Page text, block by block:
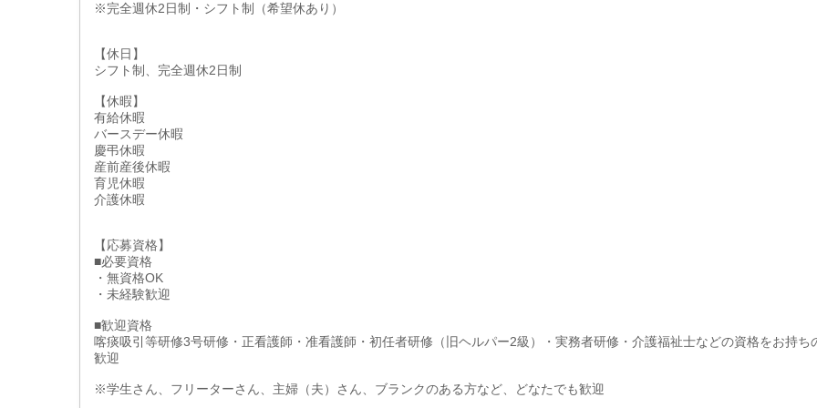
※完全週休2日制・シフト制（希望休あり）
【休日】
シフト制、完全週休2日制
【休暇】
有給休暇
バースデー休暇
慶弔休暇
産前産後休暇
育児休暇
介護休暇
【応募資格】
■必要資格
・無資格OK
・未経験歓迎
■歓迎資格
喀痰吸引等研修3号研修・正看護師・准看護師・初任者研修（旧ヘルパー2級）・実務者研修・介護福祉士などの資格をお持ち
歓迎
※学生さん、フリーターさん、主婦（夫）さん、ブランクのある方など、どなたでも歓迎